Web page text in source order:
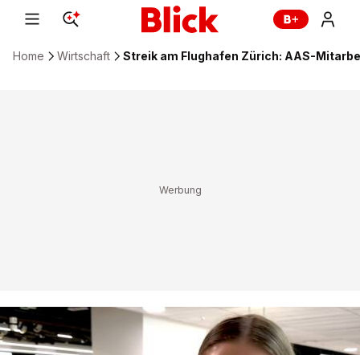
Home Wirtschaft Streik am Flughafen Zürich: AAS-